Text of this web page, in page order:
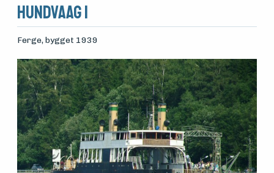
Hundvaag I
Ferge, bygget 1939